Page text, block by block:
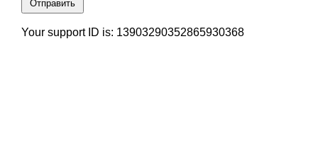
Отправить
Your support ID is: 13903290352865930368